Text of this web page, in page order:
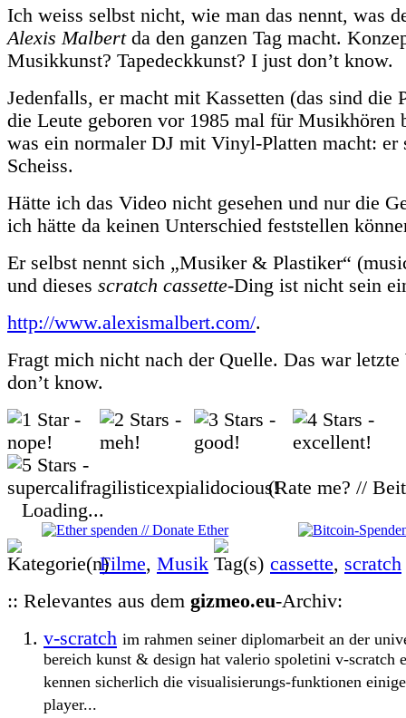
Ich weiss selbst nicht, wie man das nennt, was
Alexis Malbertda den ganzen Tag macht.
Musikkunst? Tapedeckkunst? I just don’t know.
Jedenfalls, er macht mit Kassetten (das sind die
die Leute geboren vor 1985 mal für Musikhören
was ein normaler DJ mit Vinyl-Platten macht: er
Scheiss.
Hätte ich das Video nicht gesehen und nur die
ich hätte da keinen Unterschied feststellen
Er selbst nennt sich „Musiker & Plastiker“
und dieses scratch cassette-Ding ist nicht sein
http://www.alexismalbert.com/.
Fragt mich nicht nach der Quelle. Das war
don’t know.
(Rate me? //
Loading...
Filme, Musik cassette, scratch
:: Relevantes aus dem gizmeo.eu-Archiv:
v-scratch im rahmen seiner diplomarbeit an der
bereich kunst & design hat valerio spoletini v-scratch
kennen sicherlich die visualisierungs-funktionen
player...